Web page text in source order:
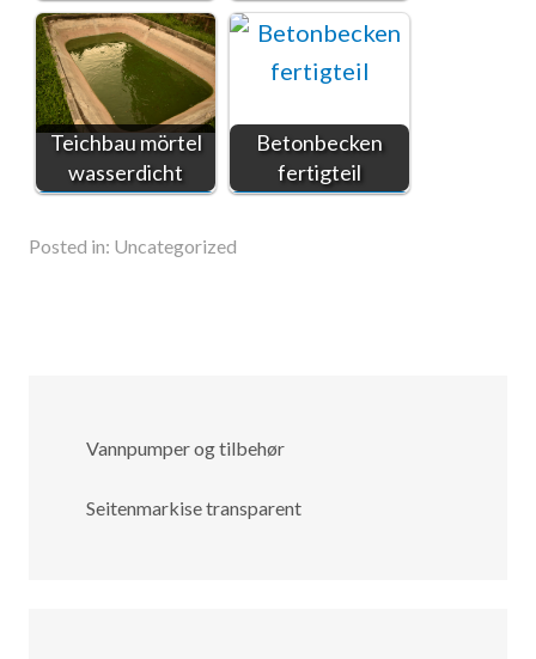
Teichbau mörtel
wasserdicht
Betonbecken
fertigteil
Posted in: Uncategorized
Vannpumper og tilbehør
Seitenmarkise transparent